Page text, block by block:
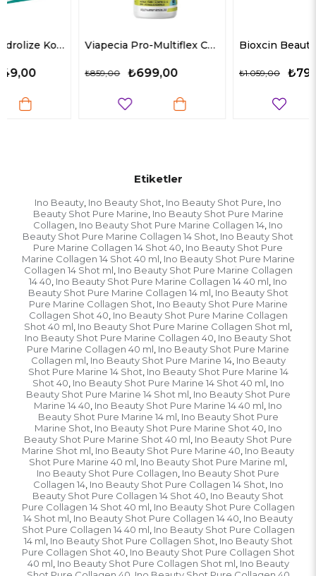
Viapecia Pro-Multiflex Collagen 60 Tablet
₺699,00
₺859,00
Bioxcin Beauty Booster 60 Tablet
₺799,00
₺1.059,00
Etiketler
Ino Beauty Ino Beauty Shot Ino Beauty Shot Pure Ino
Beauty Shot Pure Marine Ino Beauty Shot Pure Marine
Collagen Ino Beauty Shot Pure Marine Collagen 14 Ino
Beauty Shot Pure Marine Collagen 14 Shot Ino Beauty Shot
Pure Marine Collagen 14 Shot 40 Ino Beauty Shot Pure
Marine Collagen 14 Shot 40 ml Ino Beauty Shot Pure Marine
Collagen 14 Shot ml Ino Beauty Shot Pure Marine Collagen
14 40 Ino Beauty Shot Pure Marine Collagen 14 40 ml Ino
Beauty Shot Pure Marine Collagen 14 ml Ino Beauty Shot
Pure Marine Collagen Shot Ino Beauty Shot Pure Marine
Collagen Shot 40 Ino Beauty Shot Pure Marine Collagen
Shot 40 ml Ino Beauty Shot Pure Marine Collagen Shot ml
Ino Beauty Shot Pure Marine Collagen 40 Ino Beauty Shot
Pure Marine Collagen 40 ml Ino Beauty Shot Pure Marine
Collagen ml Ino Beauty Shot Pure Marine 14, Ino Beauty
Shot Pure Marine 14 Shot Ino Beauty Shot Pure Marine 14
Shot 40 Ino Beauty Shot Pure Marine 14 Shot 40 ml Ino
Beauty Shot Pure Marine 14 Shot ml Ino Beauty Shot Pure
Marine 14 40 Ino Beauty Shot Pure Marine 14 40 ml Ino
Beauty Shot Pure Marine 14 ml Ino Beauty Shot Pure
Marine Shot Ino Beauty Shot Pure Marine Shot 40 Ino
Beauty Shot Pure Marine Shot 40 ml Ino Beauty Shot Pure
Marine Shot ml Ino Beauty Shot Pure Marine 40 Ino Beauty
Shot Pure Marine 40 ml Ino Beauty Shot Pure Marine ml
Ino Beauty Shot Pure Collagen Ino Beauty Shot Pure
Collagen 14, Ino Beauty Shot Pure Collagen 14 Shot Ino
Beauty Shot Pure Collagen 14 Shot 40 Ino Beauty Shot
Pure Collagen 14 Shot 40 ml Ino Beauty Shot Pure Collagen
14 Shot ml Ino Beauty Shot Pure Collagen 14 40 Ino Beauty
Shot Pure Collagen 14 40 ml Ino Beauty Shot Pure Collagen
14 ml Ino Beauty Shot Pure Collagen Shot Ino Beauty Shot
Pure Collagen Shot 40 Ino Beauty Shot Pure Collagen Shot
40 ml Ino Beauty Shot Pure Collagen Shot ml Ino Beauty